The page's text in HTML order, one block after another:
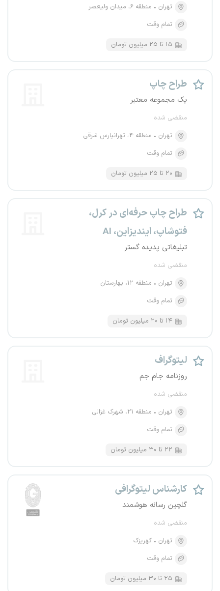
تهران
منطقه ۶، میدان ولیعصر
تمام وقت
۱۵ تا ۲۵ میلیون تومان
طراح چاپ
یک مجموعه معتبر
منقضی شده
تهران
منطقه ۴، تهرانپارس شرقی
تمام وقت
۲۰ تا ۲۵ میلیون تومان
طراح چاپ حرفه‌ای در کرل،
فتوشاپ، ایندیزاین، AI
تبلیغاتی پدیده گستر
منقضی شده
تهران
منطقه ۱۲، بهارستان
تمام وقت
۱۴ تا ۲۰ میلیون تومان
لیتوگراف
روزنامه جام جم
منقضی شده
تهران
منطقه ۲۱، شهرک غزالی
تمام وقت
۲۲ تا ۳۰ میلیون تومان
کارشناس لیتوگرافی
گلچین رسانه هوشمند
منقضی شده
تهران
کهریزک
تمام وقت
۲۵ تا ۳۰ میلیون تومان